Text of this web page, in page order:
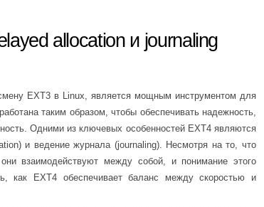
allocation и journaling
EXT3 в Linux, является мощным инструментом для
таким образом, чтобы обеспечивать надежность,
Одними из ключевых особенностей EXT4 являются
и ведение журнала (journaling). Несмотря на то, что
взаимодействуют между собой, и понимание этого
как EXT4 обеспечивает баланс между скоростью и